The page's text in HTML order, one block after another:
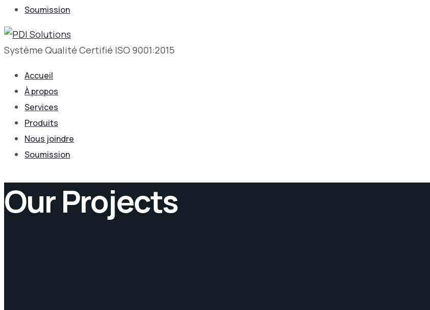
Soumission
Système Qualité Certifié ISO 9001:2015
Accueil
À propos
Services
Produits
Nous joindre
Soumission
Our Projects